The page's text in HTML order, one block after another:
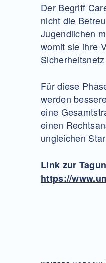
Der Begriff
nicht die
Jugendlichen
womit sie ihre
Für diese
werden
eine
einen
ungleichen
Link zur
https://